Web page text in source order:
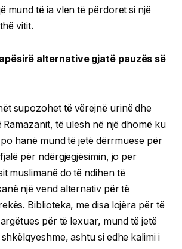
mund të ia vlen të përdoret si një
vitit.
​​alternative gjatë pauzës së
supozohet të vërejnë urinë dhe
Ramazanit, të ulesh në një dhomë ku
hanë mund të jetë dërrmuese për
për ndërgjegjësimin, jo për
muslimanë do të ndihen të
një vend alternativ për të
Biblioteka, me disa lojëra për të
për të lexuar, mund të jetë
ashtu si edhe kalimi i